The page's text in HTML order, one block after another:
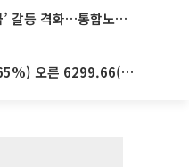
SK하이닉스 ‘자사주 성과급’ 갈등 격화…통합노조 출범 움직임
오른 6299.66(마감)